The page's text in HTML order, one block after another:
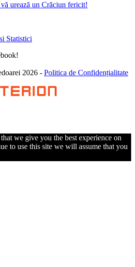
urează un Crăciun fericit!
2026 - Politica de Confidențialitate
we give you the best experience on
to use this site we will assume that you